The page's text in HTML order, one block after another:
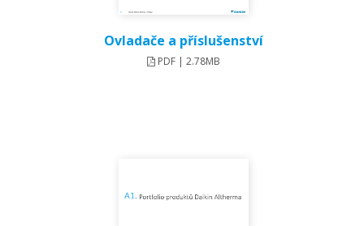
Ovladače a příslušenství
PDF | 2.78MB